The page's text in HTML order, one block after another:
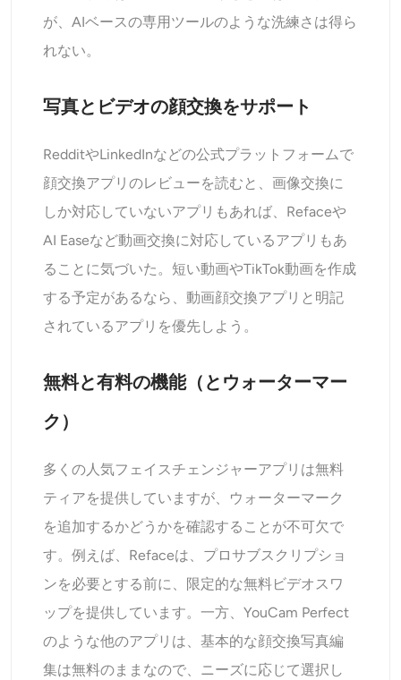
が、AIベースの専用ツールのような洗練さは得ら
れない。
写真とビデオの顔交換をサポート
RedditやLinkedInなどの公式プラットフォームで
顔交換アプリのレビューを読むと、画像交換に
しか対応していないアプリもあれば、Refaceや
AI Easeなど動画交換に対応しているアプリもあ
ることに気づいた。短い動画やTikTok動画を作成
する予定があるなら、動画顔交換アプリと明記
されているアプリを優先しよう。
無料と有料の機能（とウォーターマー
ク）
多くの人気フェイスチェンジャーアプリは無料
ティアを提供していますが、ウォーターマーク
を追加するかどうかを確認することが不可欠で
す。例えば、Refaceは、プロサブスクリプショ
ンを必要とする前に、限定的な無料ビデオスワ
ップを提供しています。一方、YouCam Perfect
のような他のアプリは、基本的な顔交換写真編
集は無料のままなので、ニーズに応じて選択し